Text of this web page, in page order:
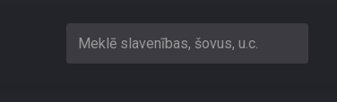
Meklē slavenības, šovus, u.c.